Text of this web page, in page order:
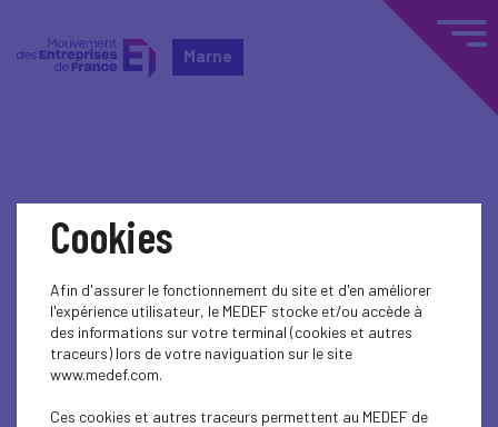
Marne
Actualités nationales
PUBLIC AFFAIRS
Lettre de simplification n°8
Cookies
Afin d'assurer le fonctionnement du site et d'en améliorer
l'expérience utilisateur, le MEDEF stocke et/ou accède à
des informations sur votre terminal (cookies et autres
traceurs) lors de votre naviguation sur le site
www.medef.com.
Ces cookies et autres traceurs permettent au MEDEF de